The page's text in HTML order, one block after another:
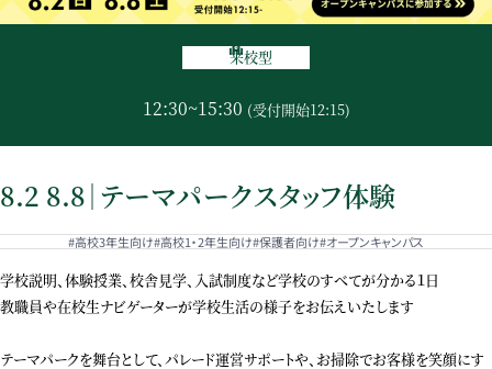
来校型
12:30~15:30 (受付開始12:15)
8.2 8.8｜テーマパークスタッフ体験
#高校3年生向け#高校1・2年生向け#保護者向け#オープンキャンパス
学校説明、体験授業、校舎見学、入試制度など学校のすべてが分かる１日
教職員や在校生ナビゲーターが学校生活の様子をお伝えいたします
テーマパークを舞台として、パレード運営サポートや、お掃除でお客様を笑顔にす